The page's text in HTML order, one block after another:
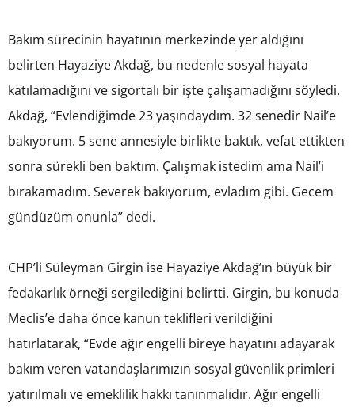
Bakım sürecinin hayatının merkezinde yer aldığını
belirten Hayaziye Akdağ, bu nedenle sosyal hayata
katılamadığını ve sigortalı bir işte çalışamadığını söyledi.
Akdağ, “Evlendiğimde 23 yaşındaydım. 32 senedir Nail’e
bakıyorum. 5 sene annesiyle birlikte baktık, vefat ettikten
sonra sürekli ben baktım. Çalışmak istedim ama Nail’i
bırakamadım. Severek bakıyorum, evladım gibi. Gecem
gündüzüm onunla” dedi.
CHP’li Süleyman Girgin ise Hayaziye Akdağ’ın büyük bir
fedakarlık örneği sergilediğini belirtti. Girgin, bu konuda
Meclis’e daha önce kanun teklifleri verildiğini
hatırlatarak, “Evde ağır engelli bireye hayatını adayarak
bakım veren vatandaşlarımızın sosyal güvenlik primleri
yatırılmalı ve emeklilik hakkı tanınmalıdır. Ağır engelli